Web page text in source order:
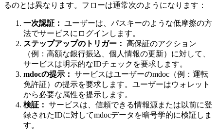
るのとは異なります。フローは通常次のようになります：
一次認証： ユーザーは、パスキーのような低摩擦の方
法でサービスにログインします。
ステップアップのトリガー： 高保証のアクション
（例：高額な銀行振込、個人情報の更新）に対して、
サービスは明示的なIDチェックを要求します。
mdocの提示： サービスはユーザーのmdoc（例：運転
免許証）の提示を要求します。ユーザーはウォレット
から必要な属性を提示します。
検証： サービスは、信頼できる情報源または以前に登
録されたIDに対してmdocデータを暗号学的に検証しま
す。